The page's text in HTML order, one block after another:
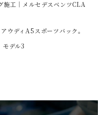
施工｜メルセデスベンツCLA
ウディA5スポーツバック。
モデル3